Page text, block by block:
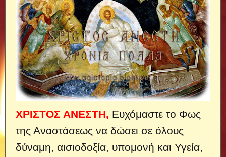
ΧΡΙΣΤΟΣ ΑΝΕΣΤΗ, Ευχόμαστε το Φως
της Αναστάσεως να δώσει σε όλους
δύναμη, αισιοδοξία, υπομονή και Υγεία,